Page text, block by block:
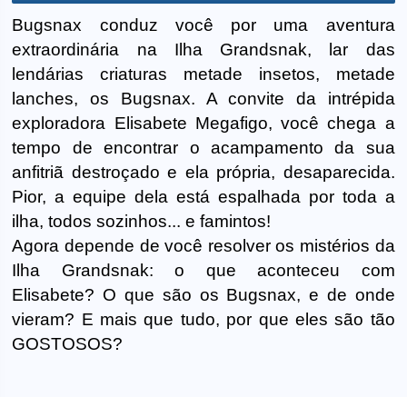
Bugsnax conduz você por uma aventura
extraordinária na Ilha Grandsnak, lar das
lendárias criaturas metade insetos, metade
lanches, os Bugsnax. A convite da intrépida
exploradora Elisabete Megafigo, você chega a
tempo de encontrar o acampamento da sua
anfitriã destroçado e ela própria, desaparecida.
Pior, a equipe dela está espalhada por toda a
ilha, todos sozinhos... e famintos!
Agora depende de você resolver os mistérios da
Ilha Grandsnak: o que aconteceu com
Elisabete? O que são os Bugsnax, e de onde
vieram? E mais que tudo, por que eles são tão
GOSTOSOS?